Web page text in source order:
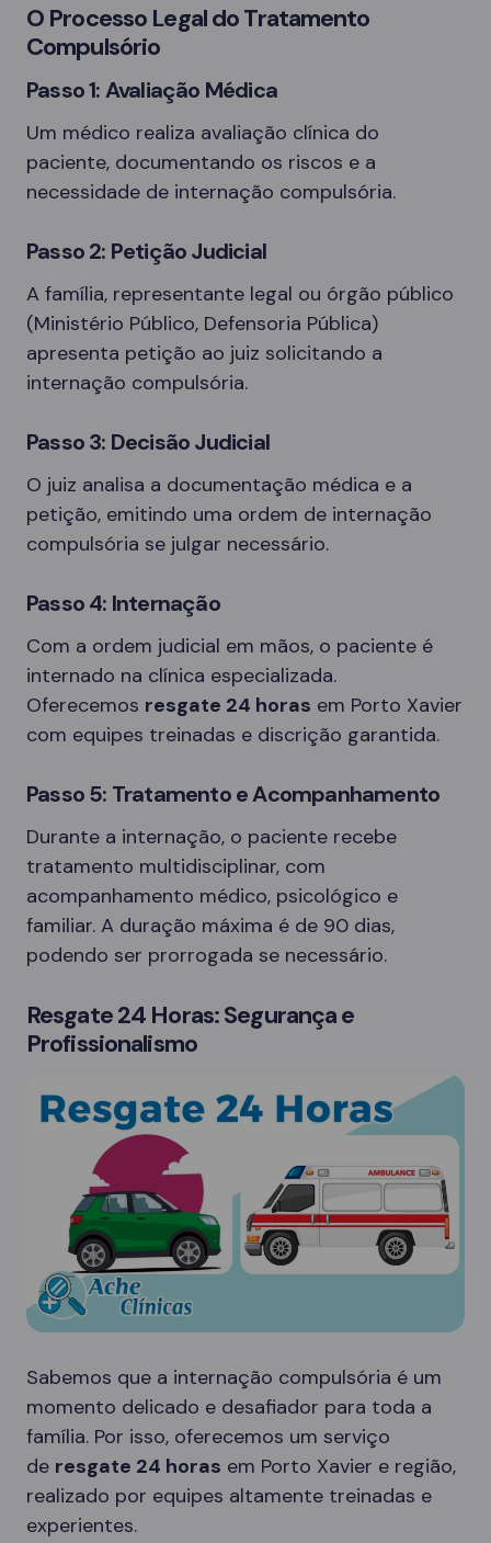
O Processo Legal do Tratamento
Compulsório
Passo 1: Avaliação Médica
Um médico realiza avaliação clínica do
paciente, documentando os riscos e a
necessidade de internação compulsória.
Passo 2: Petição Judicial
A família, representante legal ou órgão público
(Ministério Público, Defensoria Pública)
apresenta petição ao juiz solicitando a
internação compulsória.
Passo 3: Decisão Judicial
O juiz analisa a documentação médica e a
petição, emitindo uma ordem de internação
compulsória se julgar necessário.
Passo 4: Internação
Com a ordem judicial em mãos, o paciente é
internado na clínica especializada.
Oferecemos resgate 24 horas em Porto Xavier
com equipes treinadas e discrição garantida.
Passo 5: Tratamento e Acompanhamento
Durante a internação, o paciente recebe
tratamento multidisciplinar, com
acompanhamento médico, psicológico e
familiar. A duração máxima é de 90 dias,
podendo ser prorrogada se necessário.
Resgate 24 Horas: Segurança e
Profissionalismo
Sabemos que a internação compulsória é um
momento delicado e desafiador para toda a
família. Por isso, oferecemos um serviço
de resgate 24 horas em Porto Xavier e região,
realizado por equipes altamente treinadas e
experientes.